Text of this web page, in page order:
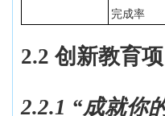
完成率
2.2 创新教育
2.2.1 “成就你